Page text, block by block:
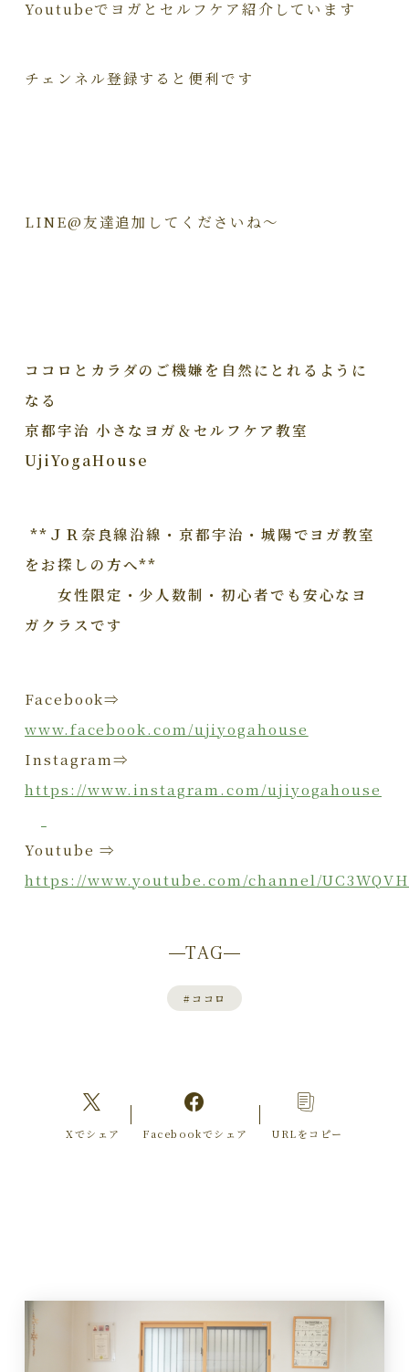
Youtubeでヨガとセルフケア紹介しています
チェンネル登録すると便利です
LINE@友達追加してくださいね～
ココロとカラダのご機嫌を自然にとれるように
なる
京都宇治 小さなヨガ＆セルフケア教室
UjiYogaHouse
**ＪＲ奈良線沿線・京都宇治・城陽でヨガ教室
をお探しの方へ**
女性限定・少人数制・初心者でも安心なヨ
ガクラスです
Facebook⇒
www.facebook.com/ujiyogahouse
Instagram⇒
https://www.instagram.com/ujiyogahouse
Youtube ⇒
https://www.youtube.com/channel/
TAG
# ココロ
Xでシェア Facebookでシェア URLをコピー